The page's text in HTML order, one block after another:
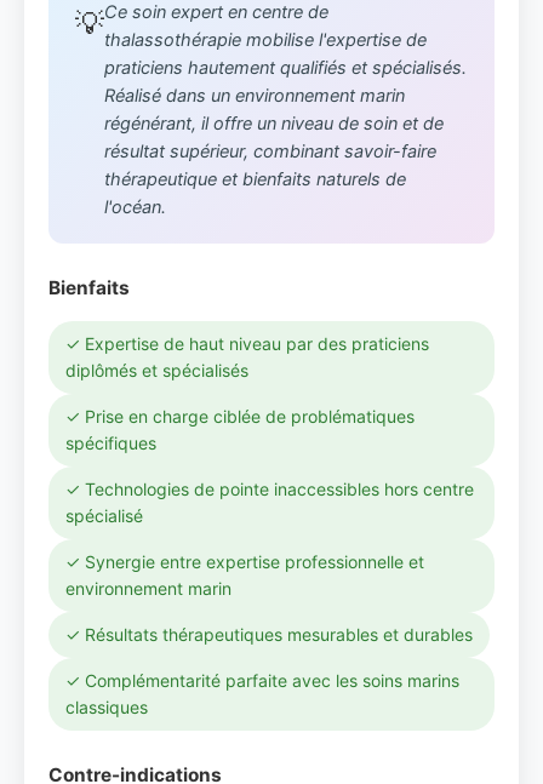
💡Ce soin expert en centre de
thalassothérapie mobilise l'expertise de
praticiens hautement qualifiés et spécialisés.
Réalisé dans un environnement marin
régénérant, il offre un niveau de soin et de
résultat supérieur, combinant savoir-faire
thérapeutique et bienfaits naturels de
l'océan.
Bienfaits
✓ Expertise de haut niveau par des praticiens
diplômés et spécialisés
✓ Prise en charge ciblée de problématiques
spécifiques
✓ Technologies de pointe inaccessibles hors centre
spécialisé
✓ Synergie entre expertise professionnelle et
environnement marin
✓ Résultats thérapeutiques mesurables et durables
✓ Complémentarité parfaite avec les soins marins
classiques
Contre-indications